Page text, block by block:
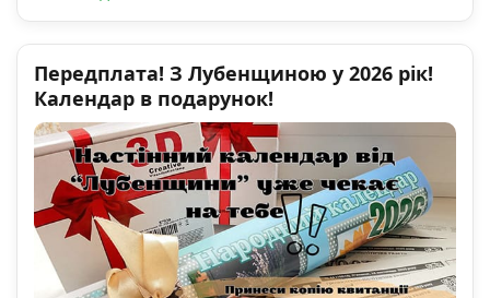
Передплата! З Лубенщиною у 2026 рік!
Календар в подарунок!